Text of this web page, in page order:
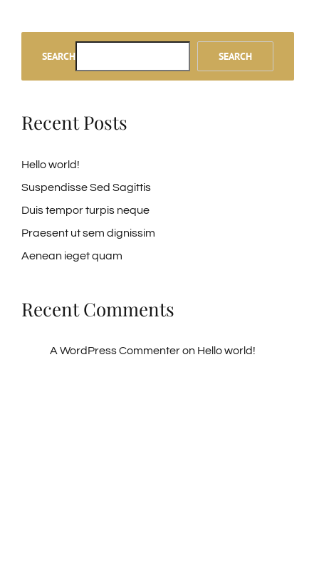
SEARCH SEARCH
Recent Posts
Hello world!
Suspendisse Sed Sagittis
Duis tempor turpis neque
Praesent ut sem dignissim
Aenean ieget quam
Recent Comments
A WordPress Commenteron Hello world!